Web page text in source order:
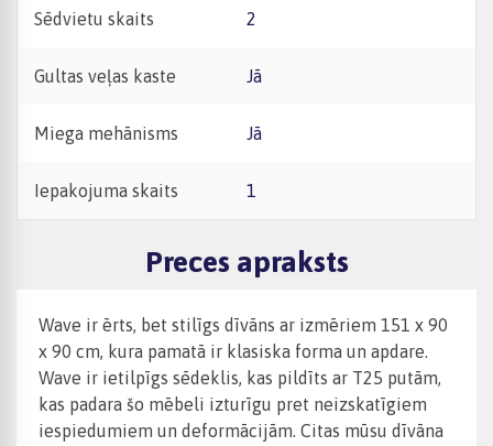
Sēdvietu skaits 2
Gultas veļas kaste Jā
Miega mehānisms Jā
Iepakojuma skaits 1
Preces apraksts
Wave ir ērts, bet stilīgs dīvāns ar izmēriem 151 x 90
x 90 cm, kura pamatā ir klasiska forma un apdare.
Wave ir ietilpīgs sēdeklis, kas pildīts ar T25 putām,
kas padara šo mēbeli izturīgu pret neizskatīgiem
iespiedumiem un deformācijām. Citas mūsu dīvāna